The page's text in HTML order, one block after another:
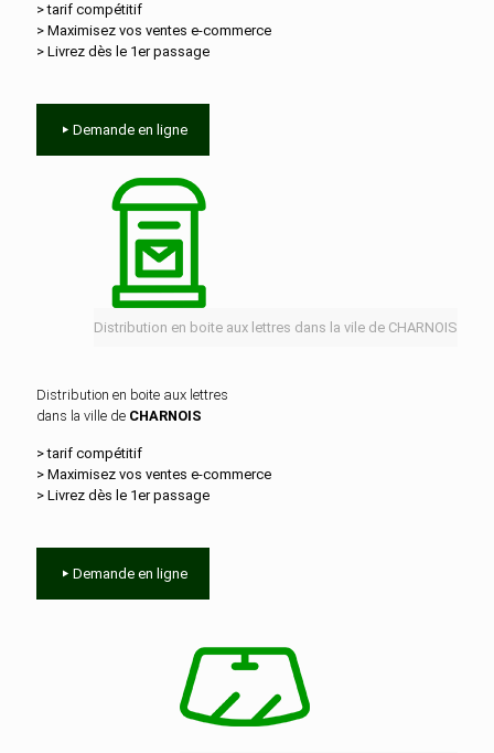
> tarif compétitif
> Maximisez vos ventes e‑commerce
> Livrez dès le 1er passage
Demande en ligne
Distribution en boite aux lettres dans la vile de CHARNOIS
Distribution en boite aux lettres
dans la ville de CHARNOIS
> tarif compétitif
> Maximisez vos ventes e‑commerce
> Livrez dès le 1er passage
Demande en ligne